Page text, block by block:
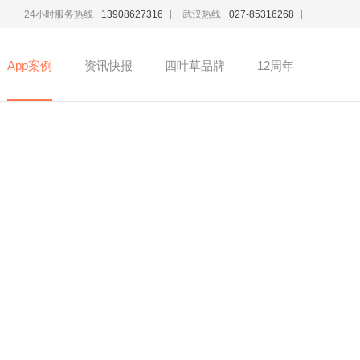
24小时服务热线 13908627316 武汉热线 027-85316268
App案例 资讯快报 四叶草品牌 12周年